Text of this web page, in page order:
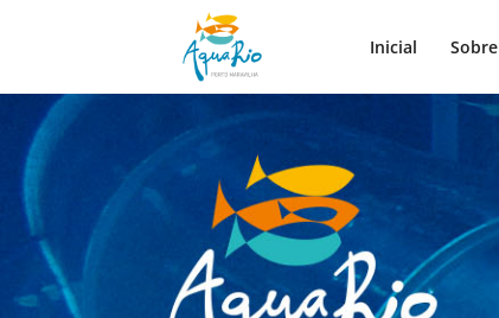
Inicial Sobre